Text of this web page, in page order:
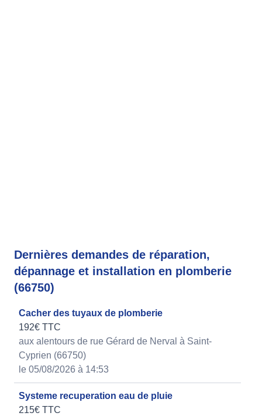
Dernières demandes de réparation,
dépannage et installation en plomberie
(66750)
Cacher des tuyaux de plomberie
192€ TTC
aux alentours de rue Gérard de Nerval à Saint-
Cyprien (66750)
le 05/08/2026 à 14:53
Systeme recuperation eau de pluie
215€ TTC